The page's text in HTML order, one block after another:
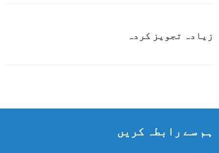
زیادہ تجویز کردہ
ہم سے رابطہ کریں